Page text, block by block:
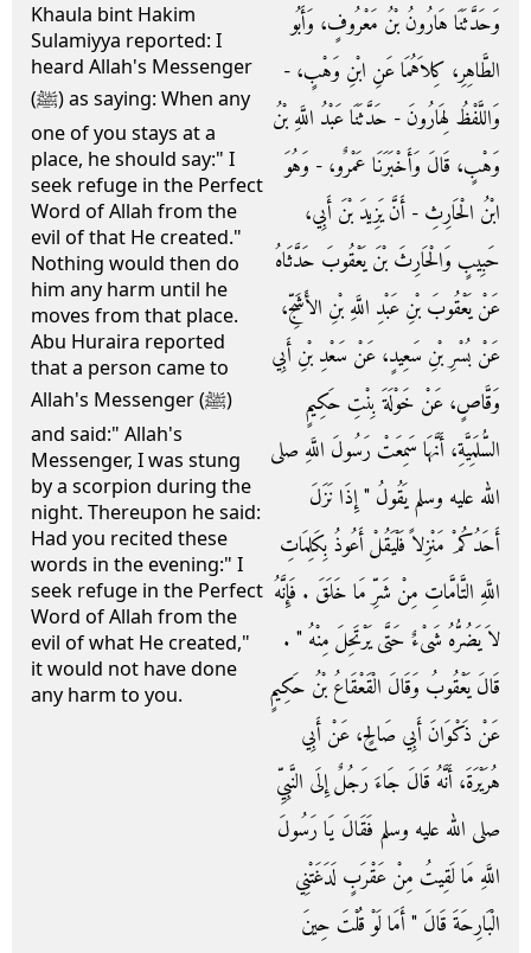
Khaula bint Hakim
Sulamiyya reported: I
heard Allah's Messenger
(ﷺ) as saying: When any
one of you stays at a
place, he should say:" I
seek refuge in the Perfect
Word of Allah from the
evil of that He created."
Nothing would then do
him any harm until he
moves from that place.
Abu Huraira reported
that a person came to
Allah's Messenger (ﷺ)
and said:" Allah's
Messenger, I was stung
by a scorpion during the
night. Thereupon he said:
Had you recited these
words in the evening:" I
seek refuge in the Perfect
Word of Allah from the
evil of what He created,"
it would not have done
any harm to you.
وَحَدَّثَنَا هَارُونُ بْنُ مَعْرُوفٍ، وَأَبُو
الطَّاهِرِ، كِلاَهُمَا عَنِ ابْنِ وَهْبٍ، -
وَاللَّفْظُ لِهَارُونَ - حَدَّثَنَا عَبْدُ اللَّهِ بْنُ
وَهْبٍ، قَالَ وَأَخْبَرَنَا عَمْرٌو، - وَهُوَ
ابْنُ الْحَارِثِ - أَنَّ يَزِيدَ بْنَ أَبِي،
حَبِيبٍ وَالْحَارِثَ بْنَ يَعْقُوبَ حَدَّثَاهُ
عَنْ يَعْقُوبَ بْنِ عَبْدِ اللَّهِ بْنِ الأَشَجِّ،
عَنْ بُسْرِ بْنِ سَعِيدٍ، عَنْ سَعْدِ بْنِ أَبِي
وَقَّاصٍ، عَنْ خَوْلَةَ بِنْتِ حَكِيمٍ
السُّلَمِيَّةِ، أَنَّهَا سَمِعَتْ رَسُولَ اللَّهِ صلى
الله عليه وسلم يَقُولُ ‏"‏ إِذَا نَزَلَ
أَحَدُكُمْ مَنْزِلاً فَلْيَقُلْ أَعُوذُ بِكَلِمَاتِ
اللَّهِ التَّامَّاتِ مِنْ شَرِّ مَا خَلَقَ ‏.‏ فَإِنَّهُ
لاَ يَضُرُّهُ شَىْءٌ حَتَّى يَرْتَحِلَ مِنْهُ ‏"‏ ‏.‏
قَالَ يَعْقُوبُ وَقَالَ الْقَعْقَاعُ بْنُ حَكِيمٍ
عَنْ ذَكْوَانَ أَبِي صَالِحٍ، عَنْ أَبِي
هُرَيْرَةَ، أَنَّهُ قَالَ جَاءَ رَجُلٌ إِلَى النَّبِيِّ
صلى الله عليه وسلم فَقَالَ يَا رَسُولَ
اللَّهِ مَا لَقِيتُ مِنْ عَقْرَبٍ لَدَغَتْنِي
الْبَارِحَةَ قَالَ ‏"‏ أَمَا لَوْ قُلْتَ حِينَ